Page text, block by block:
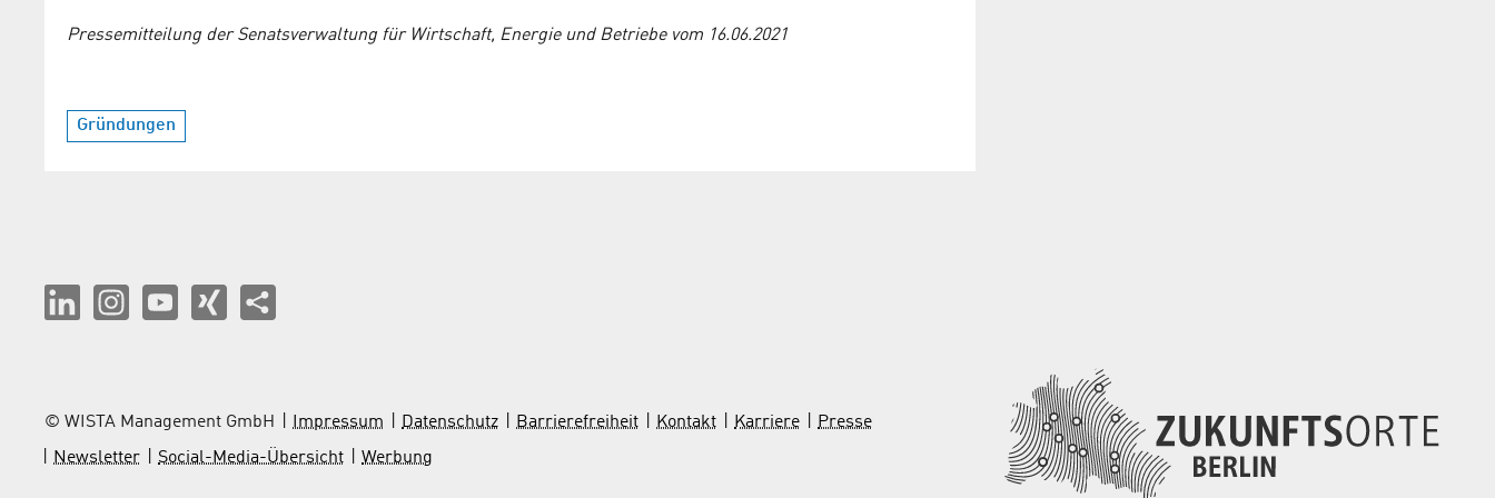
Pressemitteilung der Senatsverwaltung für Wirtschaft, Energie und Betriebe vom 16.06.2021
Gründungen
© WISTA Management GmbH Impressum Datenschutz Barrierefreiheit Kontakt Karriere
Presse
Newsletter
Social-Media-Übersicht Werbung